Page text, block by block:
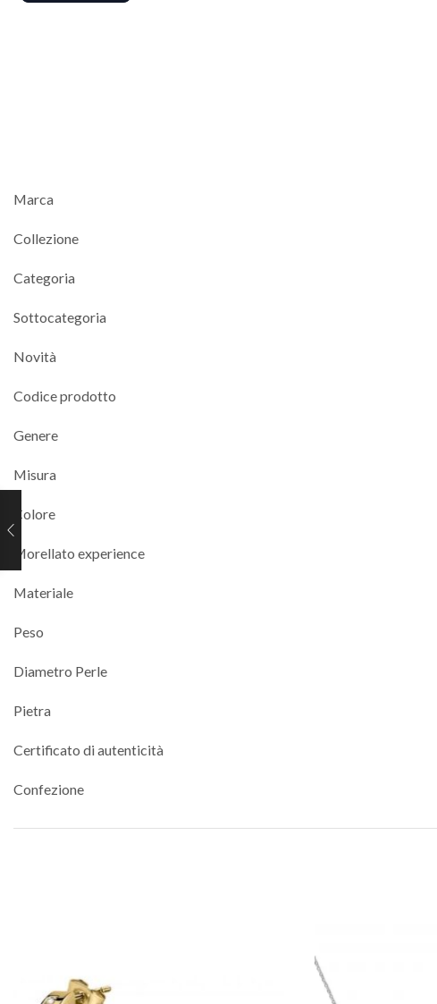
Marca
Collezione
Categoria
Sottocategoria
Novità
Codice prodotto
Genere
Misura
Colore
Morellato experience
Materiale
Peso
Diametro Perle
Pietra
Certificato di autenticità
Confezione